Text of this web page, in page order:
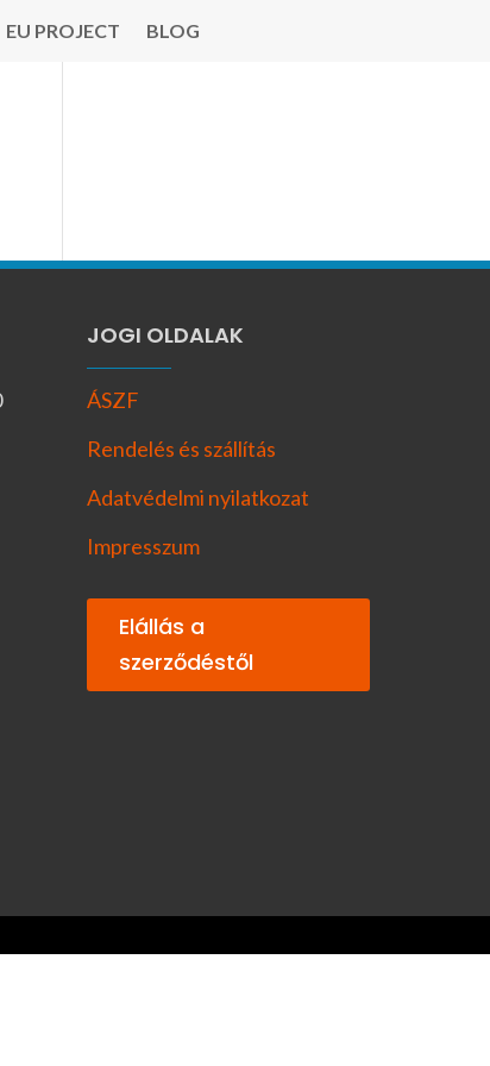
EU PROJECT BLOG
JOGI OLDALAK
ÁSZF
Rendelés és szállítás
Adatvédelmi nyilatkozat
Impresszum
Elállás a
szerződéstől